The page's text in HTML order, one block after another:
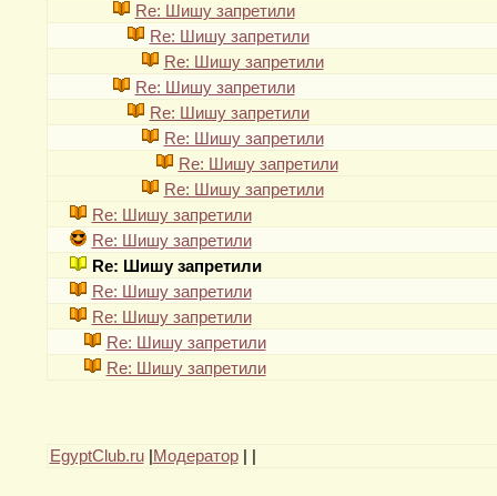
Re: Шишу запретили
Re: Шишу запретили
Re: Шишу запретили
Re: Шишу запретили
Re: Шишу запретили
Re: Шишу запретили
Re: Шишу запретили
Re: Шишу запретили
Re: Шишу запретили
Re: Шишу запретили
Re: Шишу запретили
Re: Шишу запретили
Re: Шишу запретили
Re: Шишу запретили
Re: Шишу запретили
EgyptClub.ru| Модератор|